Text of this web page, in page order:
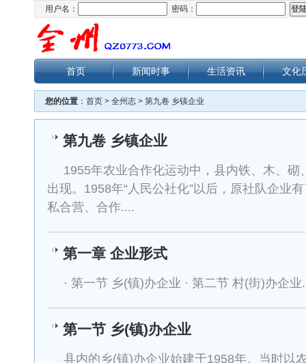
用户名： 密码：
首页 新闻时事 生活资讯 文化
您的位置 ： 首页 > 全州志 > 第九卷 乡镇企业
第九卷 乡镇企业
1955年农业合作化运动中，县内铁、木、
出现。1958年“人民公社化”以后，原社队企业
私合营、合作....
第一章 企业形式
· 第一节 乡(镇)办企业 · 第二节 村(街)办企业
第一节 乡(镇)办企业
县内的乡(镇)办企业始建于1958年。当时以